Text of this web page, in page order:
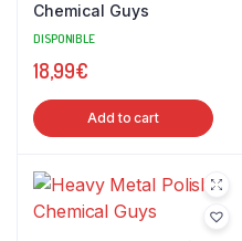
Chemical Guys
DISPONIBLE
18,99€
Add to cart